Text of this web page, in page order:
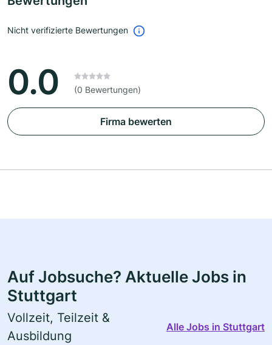
Nicht verifizierte Bewertungen
0.0 (0 Bewertungen)
Firma bewerten
Auf Jobsuche? Aktuelle Jobs in
Stuttgart
Vollzeit, Teilzeit &
Ausbildung
Alle Jobs in Stuttgart